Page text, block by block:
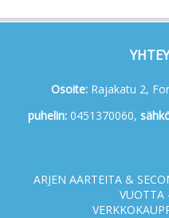
Osoite:Rajakatu 2,
puhelin:0451370060, s
ARJEN AARTEITA &
VUOTTA